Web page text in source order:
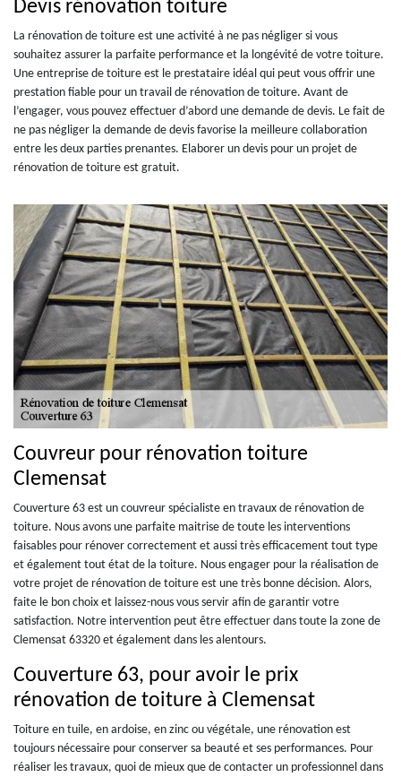
Devis rénovation toiture
La rénovation de toiture est une activité à ne pas négliger si vous
souhaitez assurer la parfaite performance et la longévité de votre toiture.
Une entreprise de toiture est le prestataire idéal qui peut vous offrir une
prestation fiable pour un travail de rénovation de toiture. Avant de
l’engager, vous pouvez effectuer d’abord une demande de devis. Le fait de
ne pas négliger la demande de devis favorise la meilleure collaboration
entre les deux parties prenantes. Elaborer un devis pour un projet de
rénovation de toiture est gratuit.
Couvreur pour rénovation toiture
Clemensat
Couverture 63 est un couvreur spécialiste en travaux de rénovation de
toiture. Nous avons une parfaite maitrise de toute les interventions
faisables pour rénover correctement et aussi très efficacement tout type
et également tout état de la toiture. Nous engager pour la réalisation de
votre projet de rénovation de toiture est une très bonne décision. Alors,
faite le bon choix et laissez-nous vous servir afin de garantir votre
satisfaction. Notre intervention peut être effectuer dans toute la zone de
Clemensat 63320 et également dans les alentours.
Couverture 63, pour avoir le prix
rénovation de toiture à Clemensat
Toiture en tuile, en ardoise, en zinc ou végétale, une rénovation est
toujours nécessaire pour conserver sa beauté et ses performances. Pour
réaliser les travaux, quoi de mieux que de contacter un professionnel dans